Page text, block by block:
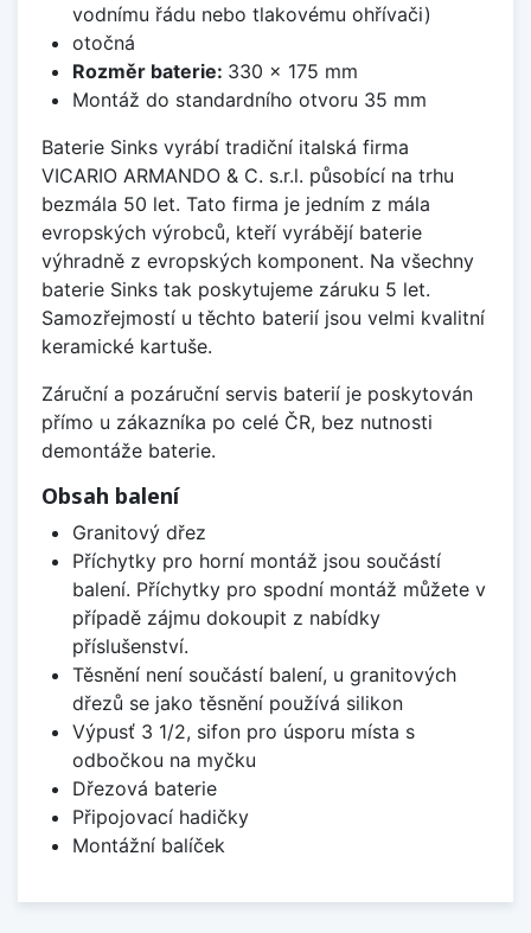
vodnímu řádu nebo tlakovému ohřívači)
otočná
Rozměr baterie: 330 x 175 mm
Montáž do standardního otvoru 35 mm
Baterie Sinks vyrábí tradiční italská firma
VICARIO ARMANDO & C. s.r.l. působící na trhu
bezmála 50 let. Tato firma je jedním z mála
evropských výrobců, kteří vyrábějí baterie
výhradně z evropských komponent. Na všechny
baterie Sinks tak poskytujeme záruku 5 let.
Samozřejmostí u těchto baterií jsou velmi kvalitní
keramické kartuše.
Záruční a pozáruční servis baterií je poskytován
přímo u zákazníka po celé ČR, bez nutnosti
demontáže baterie.
Obsah balení
Granitový dřez
Příchytky pro horní montáž jsou součástí
balení. Příchytky pro spodní montáž můžete v
případě zájmu dokoupit z nabídky
příslušenství.
Těsnění není součástí balení, u granitových
dřezů se jako těsnění používá silikon
Výpusť 3 1/2, sifon pro úsporu místa s
odbočkou na myčku
Dřezová baterie
Připojovací hadičky
Montážní balíček